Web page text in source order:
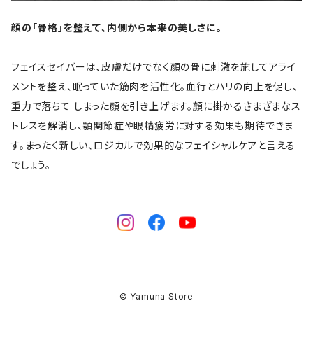
顔の「骨格」を整えて、内側から本来の美しさに。
フェイスセイバーは、皮膚だけでなく顔の骨に刺激を施してアライ
メントを整え、眠っていた筋肉を活性化。血行とハリの向上を促し、
重力で落ちて しまった顔を引き上げます。顔に掛かるさまざまなス
トレスを解消し、顎関節症や眼精疲労に対する効果も期待できま
す。まったく新しい、ロジカルで効果的なフェイシャルケアと言える
でしょう。
© Yamuna Store